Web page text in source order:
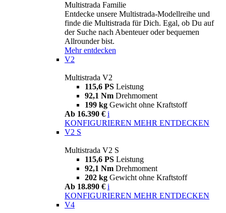
Multistrada Familie
Entdecke unsere Multistrada-Modellreihe und
finde die Multistrada für Dich. Egal, ob Du auf
der Suche nach Abenteuer oder bequemen
Allrounder bist.
Mehr entdecken
V2
Multistrada V2
115,6 PS Leistung
92,1 Nm Drehmoment
199 kg Gewicht ohne Kraftstoff
Ab 16.390 € i
KONFIGURIEREN MEHR ENTDECKEN
V2 S
Multistrada V2 S
115,6 PS Leistung
92,1 Nm Drehmoment
202 kg Gewicht ohne Kraftstoff
Ab 18.890 € i
KONFIGURIEREN MEHR ENTDECKEN
V4